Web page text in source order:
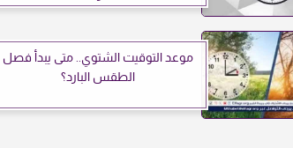
موعد التوقيت الشتوي.. متى يبدأ فصل
الطقس البارد؟